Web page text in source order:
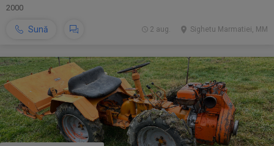
2000
Sună Sighetu Marmatiei, MM
2 aug.